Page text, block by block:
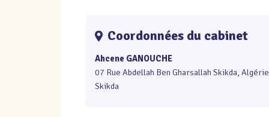
Coordonnées du cabinet
Ahcene GANOUCHE
07 Rue Abdellah Ben Gharsallah Skikda, Algérie
Skikda